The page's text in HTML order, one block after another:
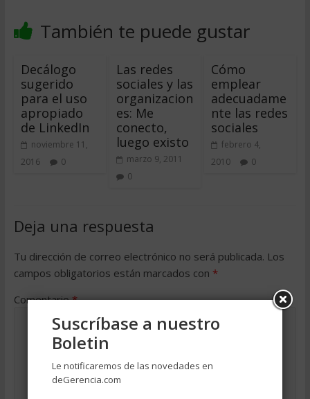
También te puede gustar
Decálogo
sugerido
para el uso
apropiado
de LinkedIn
noviembre 11,
2016
0
Las redes
sociales y las
organizacion
es: Me
conecto,
luego existo
marzo 9, 2011
0
Cómo
emplear
adecuadame
nte las redes
sociales
febrero 4,
2010
0
Deja una respuesta
Tu dirección de correo electrónico no será publicada. Los
campos obligatorios están marcados con *
Comentario*
Suscríbase a nuestro
Boletin
Le notificaremos de las novedades en
deGerencia.com